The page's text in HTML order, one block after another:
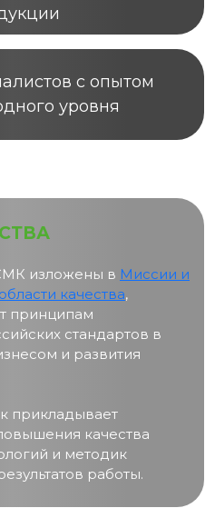
с опытом
уровня
изложены в Миссии и
качества,
принципам
стандартов в
и развития
прикладывает
качества
и методик
работы.